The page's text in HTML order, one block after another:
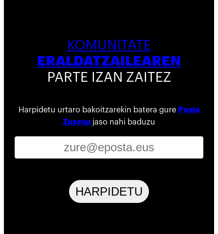
KOMUNITATE
ERALDATZAILEAREN
PARTE IZAN ZAITEZ
Harpidetu urtaro bakoitzarekin batera gure Posta
Zuzena jaso nahi baduzu
HARPIDETU